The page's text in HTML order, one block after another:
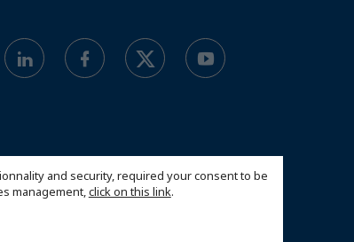
and security, required your consent to be
management,click on this link.